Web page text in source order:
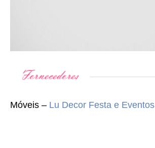
Móveis – Lu Decor Festa e Eventos